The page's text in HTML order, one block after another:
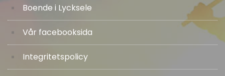
Boende i Lycksele
Vår facebooksida
Integritetspolicy